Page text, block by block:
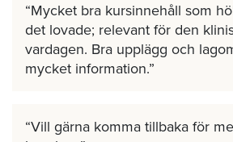
Mycket bra kursinnehåll som
det lovade; relevant för den
vardagen. Bra upplägg och
mycket information.
Vill gärna komma tillbaka för